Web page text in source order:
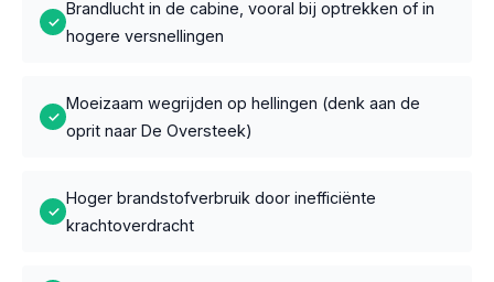
✓
Brandlucht in de cabine, vooral bij optrekken of in
hogere versnellingen
✓
Moeizaam wegrijden op hellingen (denk aan de
oprit naar De Oversteek)
✓
Hoger brandstofverbruik door inefficiënte
krachtoverdracht